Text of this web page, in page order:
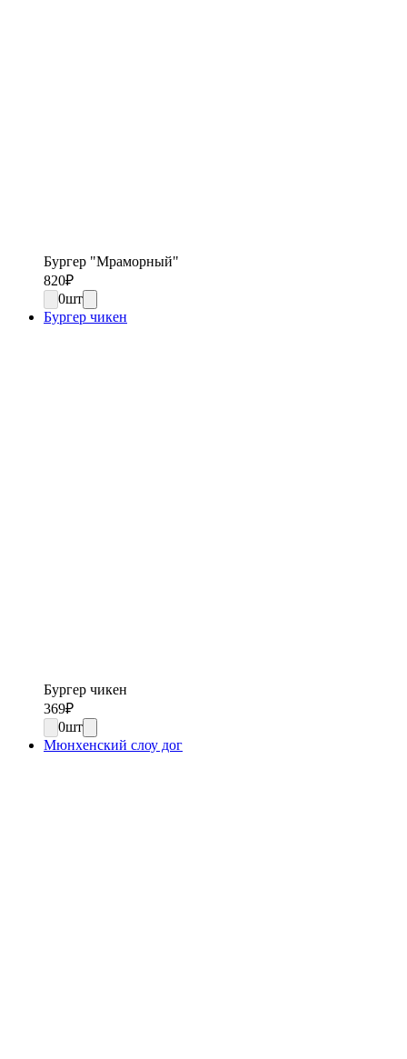
Бургер "Мраморный"
820₽
0шт
Бургер чикен
Бургер чикен
369₽
0шт
Мюнхенский слоу дог